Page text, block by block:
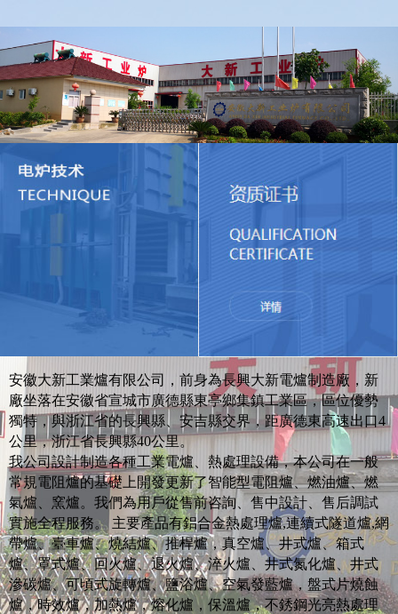
安徽大新工業爐有限公司，前身為長興大新電爐制造廠，新
廠坐落在安徽省宣城市廣德縣東亭鄉集鎮工業區，區位優勢
獨特，與浙江省的長興縣、安吉縣交界，距廣德東高速出口4
公里，浙江省長興縣40公里。
我公司設計制造各種工業電爐、熱處理設備，本公司在一般
常規電阻爐的基礎上開發更新了智能型電阻爐、燃油爐、燃
氣爐、窯爐。我們為用戶從售前咨詢、售中設計、售后調試
實施全程服務。 主要產品有鋁合金熱處理爐,連續式隧道爐,網
帶爐、臺車爐、燒結爐、推桿爐，真空爐、井式爐、箱式
爐、罩式爐、回火爐、退火爐、淬火爐、井式氮化爐、井式
滲碳爐、可頃式旋轉爐、鹽浴爐、空氣發藍爐，盤式片燒蝕
爐，時效爐，加熱爐，熔化爐，保溫爐，不銹鋼光亮熱處理